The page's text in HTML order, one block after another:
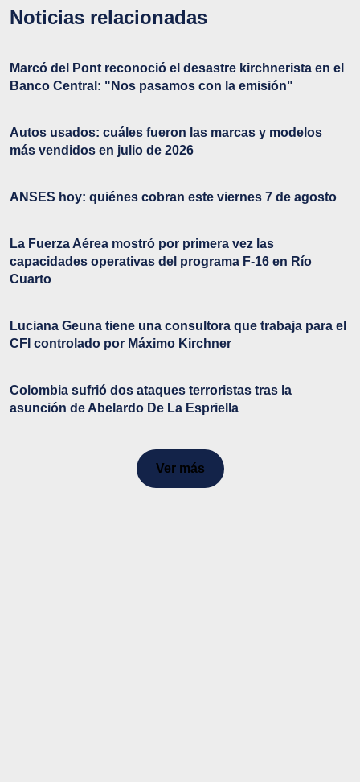
Noticias relacionadas
Marcó del Pont reconoció el desastre kirchnerista en el
Banco Central: "Nos pasamos con la emisión"
Autos usados: cuáles fueron las marcas y modelos
más vendidos en julio de 2026
ANSES hoy: quiénes cobran este viernes 7 de agosto
La Fuerza Aérea mostró por primera vez las
capacidades operativas del programa F-16 en Río
Cuarto
Luciana Geuna tiene una consultora que trabaja para el
CFI controlado por Máximo Kirchner
Colombia sufrió dos ataques terroristas tras la
asunción de Abelardo De La Espriella
Ver más